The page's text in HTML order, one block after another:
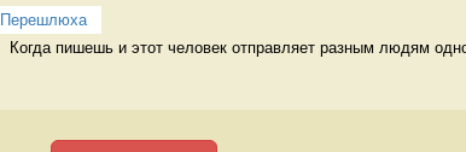
Перешлюха
Когда пишешь и этот человек отправляет разным людям